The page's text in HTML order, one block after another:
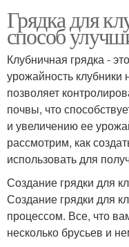
Грядка для
способ
Клубничная грядка -
урожайность клубники
позволяет
почвы, что
и увеличению ее
рассмотрим, как
использовать для
Создание грядки для
Создание грядки для
процессом. Все, что
несколько брусьев и